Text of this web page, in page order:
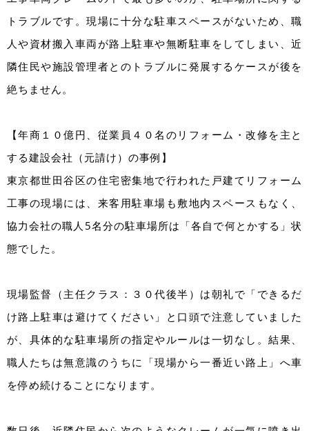
トラブルです。現場に十分な駐車スペースがないため、職
人や資材搬入車両が路上駐車や無断駐車をしてしまい、近
隣住民や施設管理者とのトラブルに発展するケースが後を
絶ちません。
【年商１０億円、従業員４０名のリフォーム・改修を主と
する建設会社（元請け）の事例】
東京都世田谷区の住宅密集地で行われた戸建てリフォーム
工事の現場には、来客用駐車場も敷地内スペースもなく、
協力会社の職人5名分の駐車場所は「各自で何とかする」状
態でした。
現場監督（主任クラス：３０代後半）は朝礼で「できるだ
け路上駐車は避けてください」と口頭で注意していました
が、具体的な駐車場所の指定やルールは一切なし。結果、
職人たちは無意識のうちに「現場から一番近い路上」へ車
を停め続けることになります。